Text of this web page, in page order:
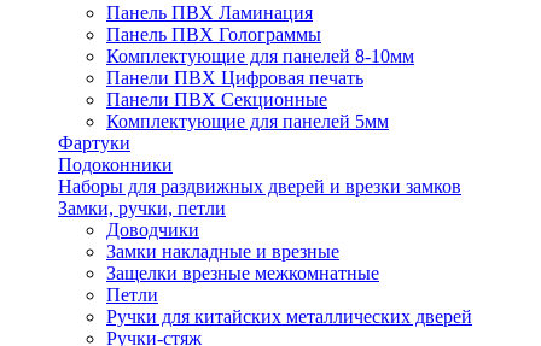
Панель ПВХ Ламинация
Панель ПВХ Голограммы
Комплектующие для панелей 8-10мм
Панели ПВХ Цифровая печать
Панели ПВХ Секционные
Комплектующие для панелей 5мм
Фартуки
Подоконники
Наборы для раздвижных дверей и врезки замков
Замки, ручки, петли
Доводчики
Замки накладные и врезные
Защелки врезные межкомнатные
Петли
Ручки для китайских металлических дверей
Ручки-стяж